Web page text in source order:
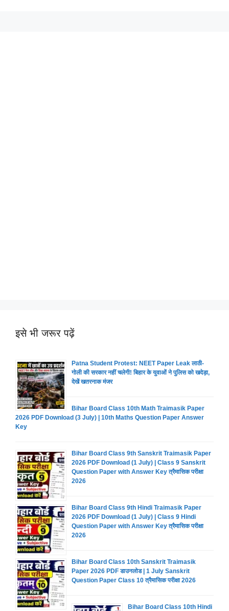
इसे भी जरूर पढ़ें
Patna Student Protest: NEET Paper Leak लाठी-
गोली की सरकार नहीं चलेगी! बिहार के युवाओं ने पुलिस को खदेड़ा,
देखें खतरनाक मंजर
Bihar Board Class 10th Math Traimasik Paper
2026 PDF Download (3 July) | 10th Maths Question Paper Answer
Key
Bihar Board Class 9th Sanskrit Traimasik Paper
2026 PDF Download (1 July) | Class 9 Sanskrit
Question Paper with Answer Key त्रैमासिक परीक्षा
2026
Bihar Board Class 9th Hindi Traimasik Paper
2026 PDF Download (1 July) | Class 9 Hindi
Question Paper with Answer Key त्रैमासिक परीक्षा
2026
Bihar Board Class 10th Sanskrit Traimasik
Paper 2026 PDF डाउनलोड | 1 July Sanskrit
Question Paper Class 10 त्रैमासिक परीक्षा 2026
Bihar Board Class 10th Hindi